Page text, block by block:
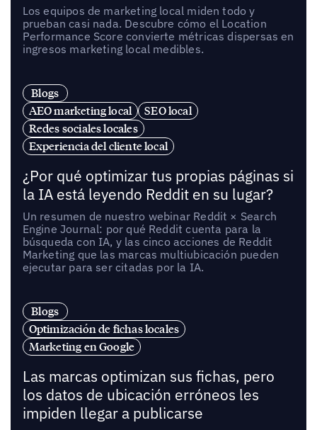
Los equipos de marketing local miden todo y
prueban casi nada. Descubre cómo el Location
Performance Score convierte métricas dispersas en
ingresos marketing local medibles.
Blogs
AEO marketing local
SEO local
Redes sociales locales
Experiencia del cliente local
¿Por qué optimizar tus propias páginas si
la IA está leyendo Reddit en su lugar?
Un resumen de nuestro webinar Reddit × Search
Engine Journal: por qué Reddit cuenta para la
búsqueda con IA, y las cinco acciones de Reddit
Marketing que las marcas multiubicación pueden
ejecutar para ser citadas por la IA.
Blogs
Optimización de fichas locales
Marketing en Google
Las marcas optimizan sus fichas, pero
los datos de ubicación erróneos les
impiden llegar a publicarse